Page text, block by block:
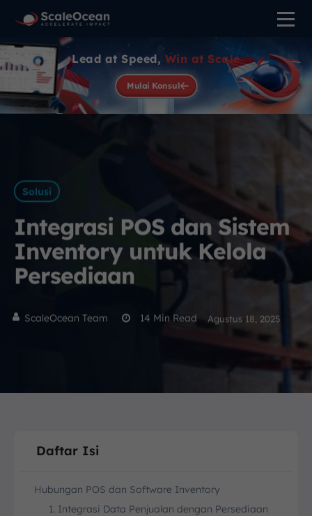
Lead at Speed, Win at Scale
Mulai Konsul
Solusi
Integrasi POS dan Sistem
Inventory untuk Kelola
Persediaan
ScaleOcean Team 14 Min Read Agustus 18, 2025
Daftar Isi
Hubungan POS dan Software Inventory
1. Integrasi Data Penjualan dengan Persediaan